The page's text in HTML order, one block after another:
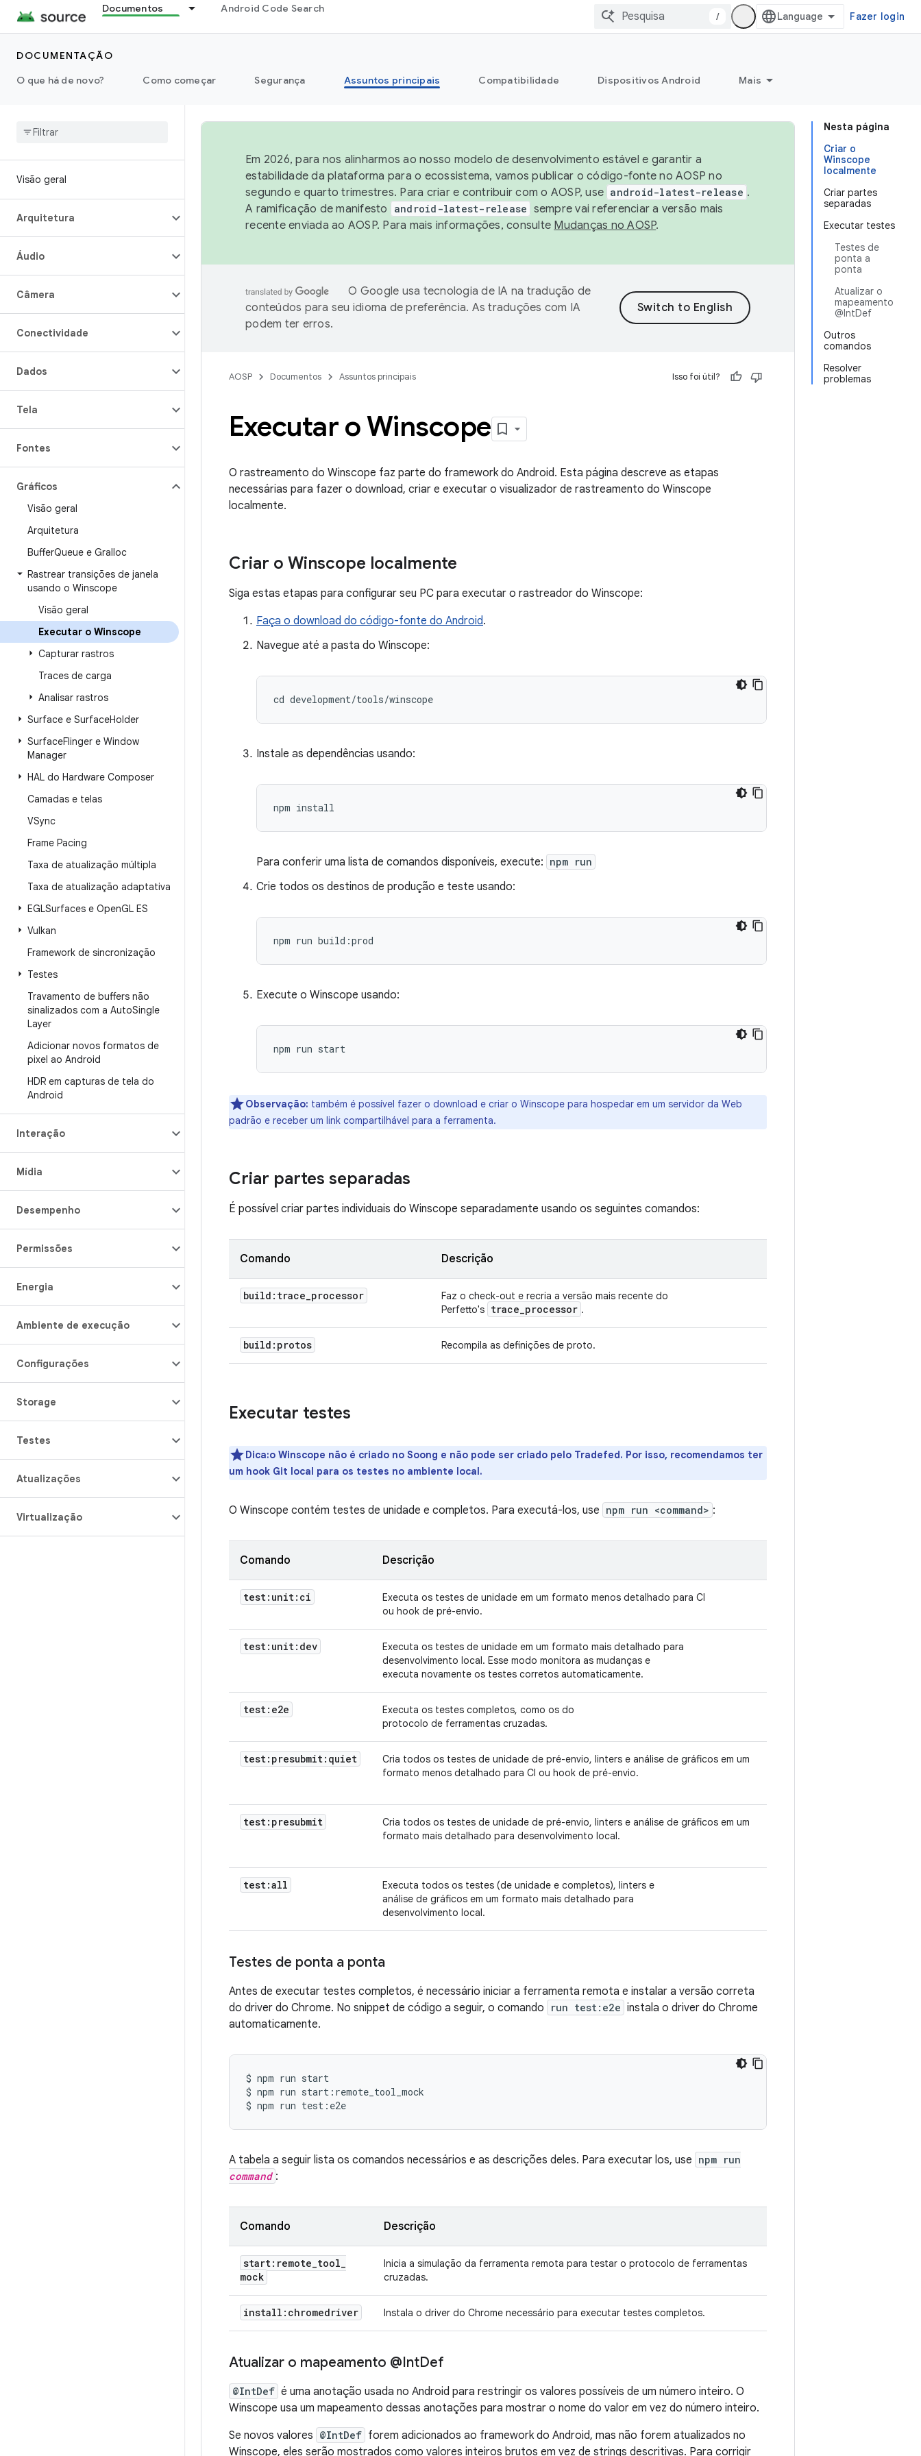
Documentos Android Code Search
/ Fazer login
DOCUMENTAÇÃO
O que há de novo?
Como começar Segurança Assuntos principais Compatibilidade Dispositivos Android Mais
Visão geral
Arquitetura
Áudio
Câmera
Conectividade
Dados
Tela
Fontes
Gráficos
Visão geral
Arquitetura
BufferQueue e Gralloc
Rastrear transições de janela
usando o Winscope
Visão geral
Executar o Winscope
Capturar rastros
Traces de carga
Analisar rastros
Surface e SurfaceHolder
SurfaceFlinger e Window
Manager
HAL do Hardware Composer
Camadas e telas
VSync
Frame Pacing
Taxa de atualização múltipla
Taxa de atualização adaptativa
EGLSurfaces e OpenGL ES
Vulkan
Framework de sincronização
Testes
Travamento de buffers não
sinalizados com a AutoSingle
Layer
Adicionar novos formatos de
pixel ao Android
HDR em capturas de tela do
Android
Interação
Mídia
Desempenho
Permissões
Energia
Ambiente de execução
Configurações
Storage
Testes
Atualizações
Virtualização
Nesta página
Criar o
Winscope
localmente
Criar partes
separadas
Executar testes
Testes de
ponta a
ponta
Atualizar o
mapeamento
@IntDef
Outros
comandos
Resolver
problemas
Em 2026, para nos alinharmos ao nosso modelo de desenvolvimento estável e garantir a
estabilidade da plataforma para o ecossistema, vamos publicar o código-fonte no AOSP no
segundo e quarto trimestres. Para criar e contribuir com o AOSP, use android-latest-release .
A ramificação de manifesto
android-latest-release sempre vai referenciar a versão mais
recente enviada ao AOSP. Para mais informações, consulte Mudanças no AOSP.
O Google usa tecnologia de IA na tradução de
conteúdos para seu idioma de preferência. As traduções com IA
podem ter erros.
AOSP Documentos Assuntos principais Isso foi útil?
Executar o Winscope
O rastreamento do Winscope faz parte do framework do Android. Esta página descreve as etapas
necessárias para fazer o download, criar e executar o visualizador de rastreamento do Winscope
localmente.
Criar o Winscope localmente
Siga estas etapas para configurar seu PC para executar o rastreador do Winscope:
Faça o download do código-fonte do Android.
Navegue até a pasta do Winscope:
cd development/tools/winscope
Instale as dependências usando:
Para conferir uma lista de comandos disponíveis, execute: npm run
Crie todos os destinos de produção e teste usando:
Execute o Winscope usando:
Observação: também é possível fazer o download e criar o Winscope para hospedar em um servidor da Web
padrão e receber um link compartilhável para a ferramenta.
Criar partes separadas
É possível criar partes individuais do Winscope separadamente usando os seguintes comandos:
Comando Descrição
build:trace_processor
Faz o check-out e recria a versão mais recente do
Perfetto's trace_processor .
build:protos Recompila as definições de proto.
Executar testes
Dica:o Winscope não é criado no Soong e não pode ser criado pelo Tradefed. Por isso, recomendamos ter
um hook Git local para os testes no ambiente local.
O Winscope contém testes de unidade e completos. Para executá-los, use npm run <command> :
Comando Descrição
test:unit:ci
Executa os testes de unidade em um formato menos detalhado para CI
ou hook de pré-envio.
test:unit:dev
Executa os testes de unidade em um formato mais detalhado para
desenvolvimento local. Esse modo monitora as mudanças e
executa novamente os testes corretos automaticamente.
test:e2e
Executa os testes completos, como os do
protocolo de ferramentas cruzadas.
test:presubmit:quiet
Cria todos os testes de unidade de pré-envio, linters e análise de gráficos em um
formato menos detalhado para CI ou hook de pré-envio.
test:presubmit
Cria todos os testes de unidade de pré-envio, linters e análise de gráficos em um
formato mais detalhado para desenvolvimento local.
test:all
Executa todos os testes (de unidade e completos), linters e
análise de gráficos em um formato mais detalhado para
desenvolvimento local.
Testes de ponta a ponta
Antes de executar testes completos, é necessário iniciar a ferramenta remota e instalar a versão correta
do driver do Chrome. No snippet de código a seguir, o comando
run test:e2e instala o driver do Chrome
automaticamente.
$ npm run start
$ npm run start:remote_tool_mock
$ npm run
A tabela a seguir lista os comandos necessários e as descrições deles. Para executar los, use npm run
command :
Comando Descrição
start:remote_tool_
mock
Inicia a simulação da ferramenta remota para testar o protocolo de ferramentas
cruzadas.
install:chromedriver Instala o driver do Chrome necessário para executar testes completos.
Atualizar o mapeamento @IntDef
@IntDef é uma anotação usada no Android para restringir os valores possíveis de um número inteiro. O
Winscope usa um mapeamento dessas anotações para mostrar o nome do valor em vez do número inteiro.
Se novos valores @IntDef forem adicionados ao framework do Android, mas não forem atualizados no
Winscope, eles serão mostrados como valores inteiros brutos em vez de strings descritivas. Para corrigir